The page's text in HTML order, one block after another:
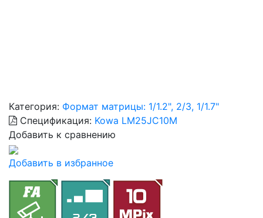
Категория: Формат матрицы: 1/1.2", 2/3, 1/1.7"
Спецификация: Kowa LM25JC10M
Добавить к сравнению
Добавить в избранное